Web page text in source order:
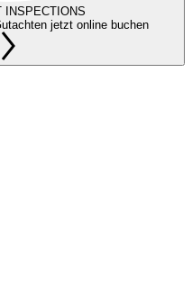
INSPECTIONS
jetzt online buchen